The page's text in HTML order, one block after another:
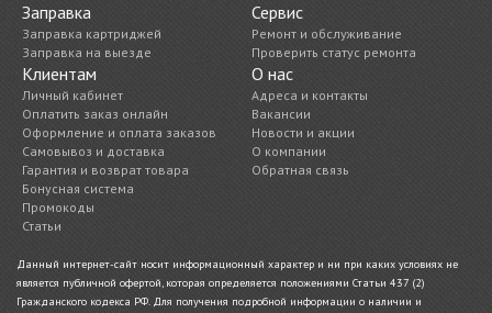
Заправка
Заправка картриджей
Заправка на выезде
Сервис
Ремонт и обслуживание
Проверить статус ремонта
Клиентам
Личный кабинет
Оплатить заказ онлайн
Оформление и оплата заказов
Самовывоз и доставка
Гарантия и возврат товара
Бонусная система
Промокоды
Статьи
О нас
Адреса и контакты
Вакансии
Новости и акции
О компании
Обратная связь
Данный интернет-сайт носит информационный характер и ни при каких условиях не
является публичной офертой, которая определяется положениями Статьи 437 (2)
Гражданского кодекса РФ. Для получения подробной информации о наличии и